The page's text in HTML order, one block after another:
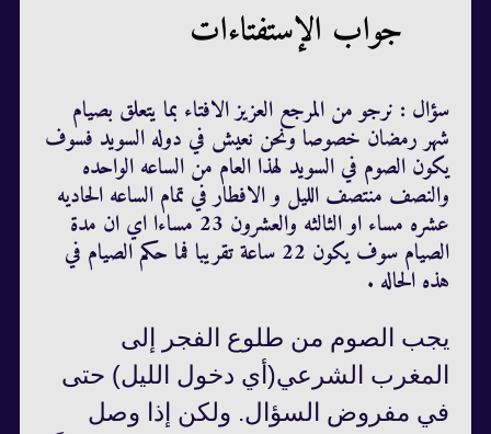
جواب الإستفتاءات
سؤال : نرجو من المرجع العزيز الافتاء بما يتعلق بصيام
شهر رمضان خصوصا ونحن نعيش في دوله السويد فسوف
يكون الصوم في السويد لهذا العام من الساعه الواحده
والنصف منتصف الليل و الافطار في تمام الساعه الحاديه
عشره مساء او الثالثه والعشرون 23 مساءا اي ان مدة
الصيام سوف يكون 22 ساعة تقريبا فما حكم الصيام في
هذه الحاله .
يجب الصوم من طلوع الفجر إلى
المغرب الشرعي(أي دخول الليل) حتى
في مفروض السؤال. ولكن إذا وصل